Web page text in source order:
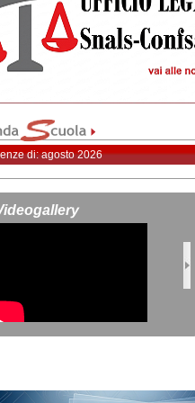
di: agosto 2026